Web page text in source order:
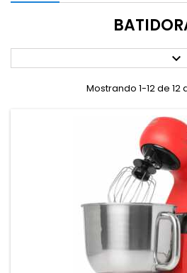

Mostrando 1-12 de